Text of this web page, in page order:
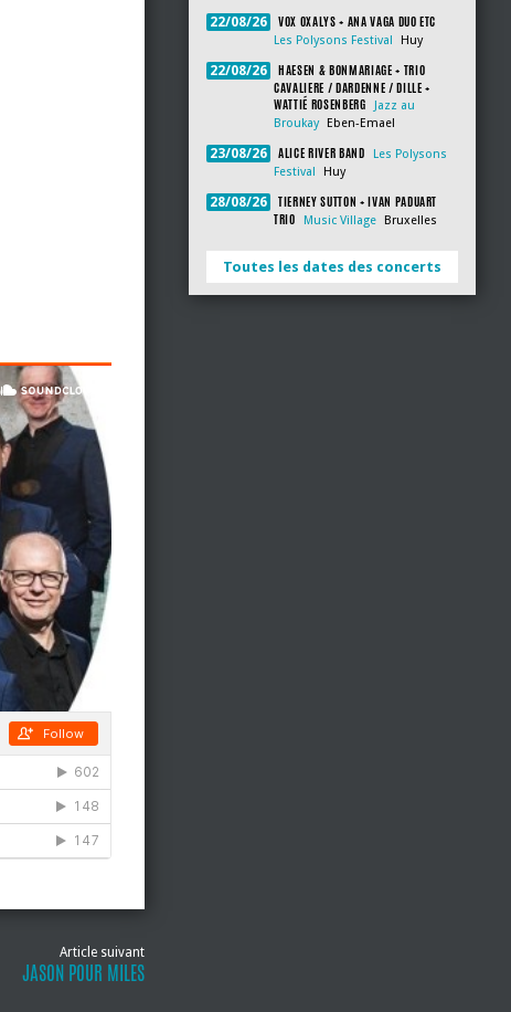
Article suivant
JASON POUR MILES
22/08/26 VOX OXALYS + ANA VAGA DUO ETC
Les Polysons Festival Huy
22/08/26
HAESEN & BONMARIAGE + TRIO
CAVALIERE / DARDENNE / DILLE +
WATTIÉ ROSENBERG
Jazz au
Broukay
Eben-Emael
23/08/26 ALICE RIVER BAND
Les Polysons
Festival
Huy
28/08/26
TIERNEY SUTTON + IVAN PADUART
TRIO
Music Village Bruxelles
Toutes les dates des concerts